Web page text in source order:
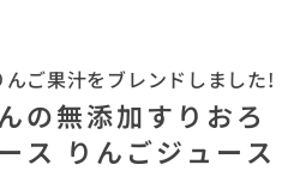
ご果汁をブレンドしました!
の無添加すりおろ
ス りんごジュース